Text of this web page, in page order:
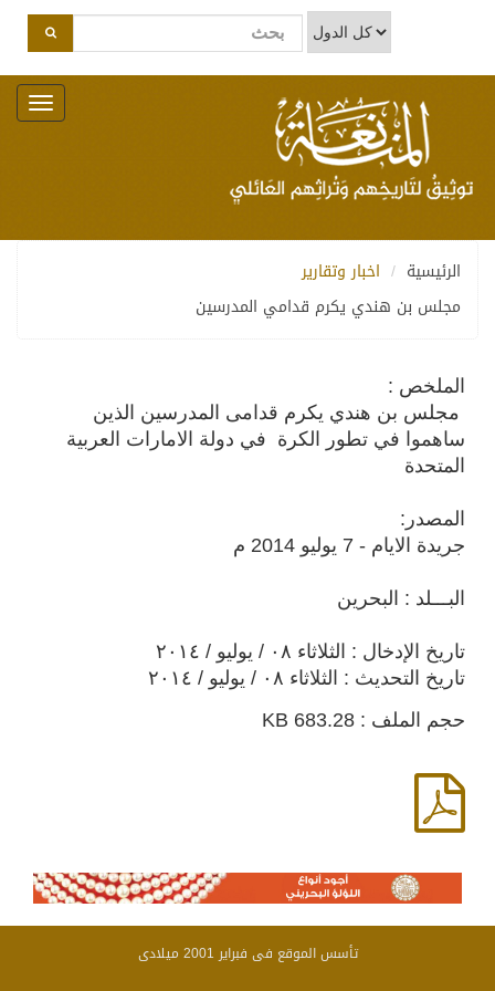
Toggle
navigation
الرئيسية
اخبار وتقارير
مجلس بن هندي يكرم قدامي المدرسين
الملخص :
مجلس بن هندي يكرم قدامى المدرسين الذين
ساهموا في تطور الكرة في دولة الامارات العربية
المتحدة
المصدر:
جريدة الايام - 7 يوليو 2014 م
البـــلد : البحرين
تاريخ الإدخال : الثلاثاء ٠٨ / يوليو / ٢٠١٤
تاريخ التحديث : الثلاثاء ٠٨ / يوليو / ٢٠١٤
حجم الملف : 683.28 KB
تأسس الموقع فى فبراير 2001 ميلادى